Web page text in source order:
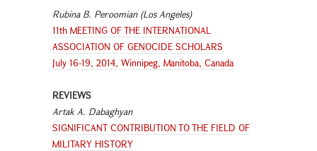
Rubina B. Peroomian (Los Angeles)
11th MEETING OF THE INTERNATIONAL
ASSOCIATION OF GENOCIDE SCHOLARS
July 16-19, 2014, Winnipeg, Manitoba, Canada
REVIEWS
Artak A. Dabaghyan
SIGNIFICANT CONTRIBUTION TO THE FIELD OF
MILITARY HISTORY